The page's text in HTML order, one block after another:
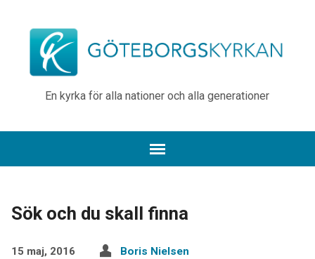
En kyrka för alla nationer och alla generationer
Sök och du skall finna
15 maj, 2016 Boris Nielsen